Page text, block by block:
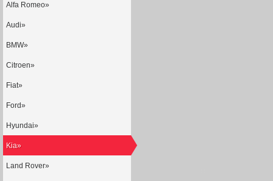
Alfa Romeo»
Audi»
BMW»
Citroen»
Fiat»
Ford»
Hyundai»
Kia»
Land Rover»